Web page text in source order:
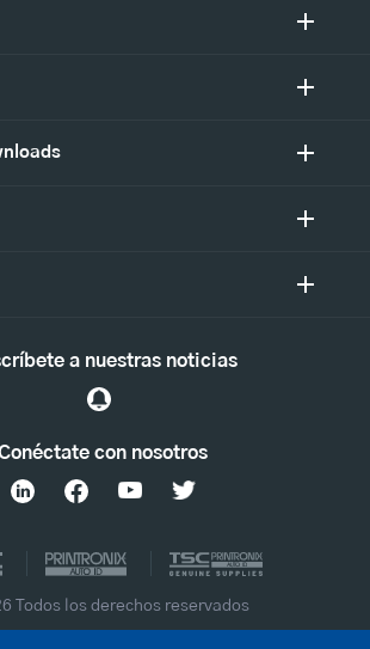
con nosotros
a nuestras noticias
Todos los derechos reservados